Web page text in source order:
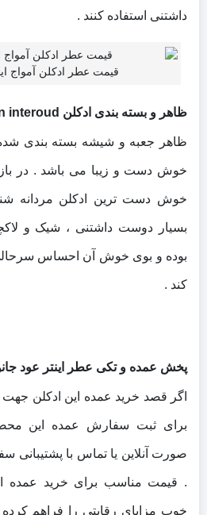
داشتنی استفاده کنند .
قیمت عطر ادکلن آمواج
ظاهر و بسته بندی ادکلن Johnwin interoud
ظاهر جعبه و شیشه بسته بندی
خوش دست و زیبا می باشد . در
خوش دست ترین ادکلن مردانه
بسیار دوست داشتنی ، شیک و
بوده و بوی خوش آن احساس
کند .
پخش عمده و تکی عطر اینتر عود
اگر قصد خرید عمده این ادکلن جهت
برای ثبت سفارش عمده این
صورت آنلاین یا تماس با پشتیبانی
. قیمت مناسب برای خرید عمده
خوب مزایای رقابتی را فراهم